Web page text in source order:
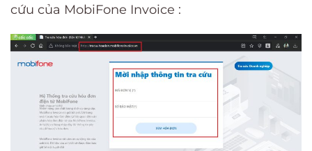
cứu của MobiFone Invoice :